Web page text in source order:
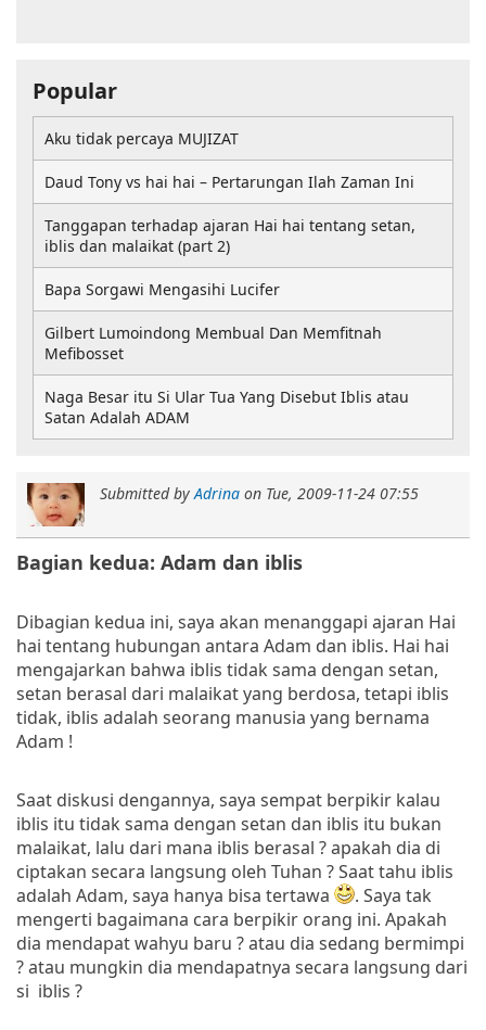
Submitted byAdrina on Tue, 2009-11-24 07:55
Bagian kedua: Adam dan iblis
Dibagian kedua ini, saya akan menanggapi ajaran Hai
hai tentang hubungan antara Adam dan iblis. Hai hai
mengajarkan bahwa iblis tidak sama dengan setan,
setan berasal dari malaikat yang berdosa, tetapi iblis
tidak, iblis adalah seorang manusia yang bernama
Adam !
Saat diskusi dengannya, saya sempat berpikir kalau
iblis itu tidak sama dengan setan dan iblis itu bukan
malaikat, lalu dari mana iblis berasal ? apakah dia di
ciptakan secara langsung oleh Tuhan ? Saat tahu iblis
adalah Adam, saya hanya bisa tertawa
. Saya tak
mengerti bagaimana cara berpikir orang ini. Apakah
dia mendapat wahyu baru ? atau dia sedang bermimpi
? atau mungkin dia mendapatnya secara langsung dari
si iblis ?
Popular
Aku tidak percaya MUJIZAT
Daud Tony vs hai hai – Pertarungan Ilah Zaman Ini
Tanggapan terhadap ajaran Hai hai tentang setan,
iblis dan malaikat (part 2)
Bapa Sorgawi Mengasihi Lucifer
Gilbert Lumoindong Membual Dan Memfitnah
Mefibosset
Naga Besar itu Si Ular Tua Yang Disebut Iblis atau
Satan Adalah ADAM